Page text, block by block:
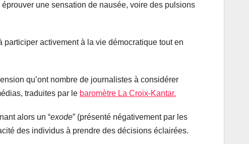
une sensation de nausée, voire des pulsions
participer activement à la vie démocratique tout en
qu’ont nombre de journalistes à considérer
traduites par le baromètre La Croix-Kantar.
alors un “exode” (présenté négativement par les
des individus à prendre des décisions éclairées.